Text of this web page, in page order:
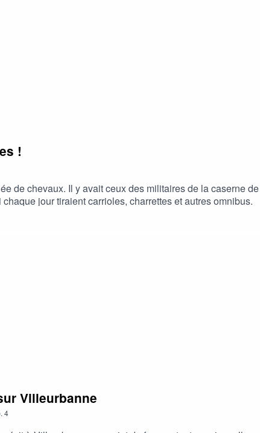
!
de chevaux. Il y avait ceux des militaires de la caserne
jour tiraient carrioles, charrettes et autres omnibus.
Villeurbanne
4